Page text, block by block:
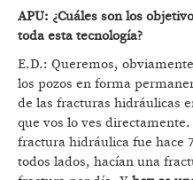
APU: ¿Cuáles son los
toda esta tecnología?
E.D.: Queremos,
los pozos en forma
de las fracturas hidráulicas
que vos lo ves
fractura hidráulica fue hace
todos lados, hacían una